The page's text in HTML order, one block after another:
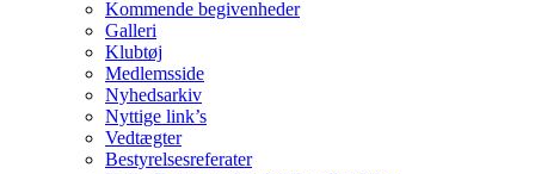
Kommende begivenheder
Galleri
Klubtøj
Medlemsside
Nyhedsarkiv
Nyttige link’s
Vedtægter
Bestyrelsesreferater